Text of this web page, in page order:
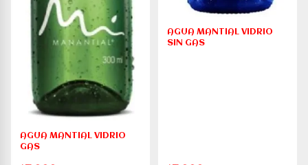
AGUA MANTIAL VIDRIO
GAS
AGUA MANTIAL VIDRIO
SIN GAS